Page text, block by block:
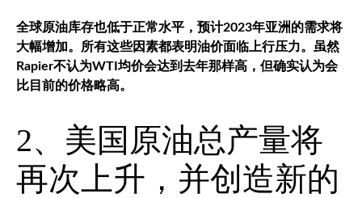
全球原油库存也低于正常水平，预计2023年亚洲的需求将
大幅增加。所有这些因素都表明油价面临上行压力。虽然
Rapier不认为WTI均价会达到去年那样高，但确实认为会
比目前的价格略高。
2、美国原油总产量将
再次上升，并创造新的